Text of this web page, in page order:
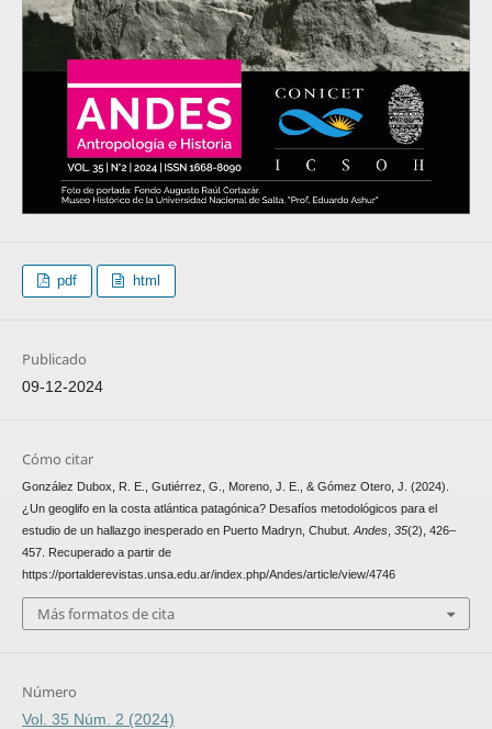
pdf html
Publicado
09-12-2024
Cómo citar
González Dubox, R. E., Gutiérrez, G., Moreno, J. E., & Gómez Otero, J. (2024).
¿Un geoglifo en la costa atlántica patagónica? Desafíos metodológicos para el
estudio de un hallazgo inesperado en Puerto Madryn, Chubut. Andes, 35(2), 426–
457. Recuperado a partir de
https://portalderevistas.unsa.edu.ar/index.php/Andes/article/view/4746
Más formatos de cita
Número
Vol. 35 Núm. 2 (2024)